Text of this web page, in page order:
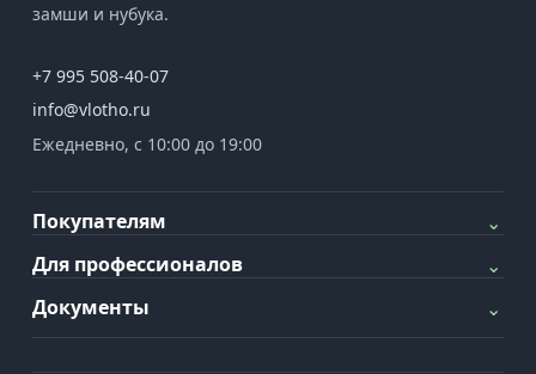
замши и нубука.
+7 995 508-40-07
info@vlotho.ru
Ежедневно, с 10:00 до 19:00
Покупателям
⌄
Для профессионалов
⌄
Документы
⌄